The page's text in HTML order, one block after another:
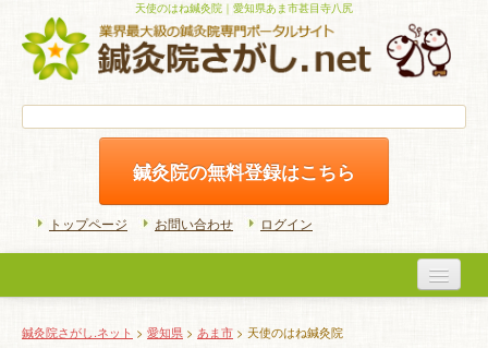
天使のはね鍼灸院｜愛知県あま市甚目寺八尻
鍼灸院の無料登録はこちら
トップページ お問い合わせ ログイン
鍼灸院さがし.ネット > 愛知県 > あま市 > 天使のはね鍼灸院